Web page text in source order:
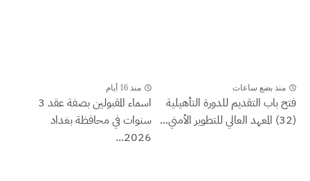
منذ بضع ساعات
فتح باب التقديم للدورة التأهيلية
(32) المعهد العالي للتطوير الأمني...
منذ 16 أيام
اسماء المقبولين بصفة عقد 3
سنوات في محافظة بغداد
2026...